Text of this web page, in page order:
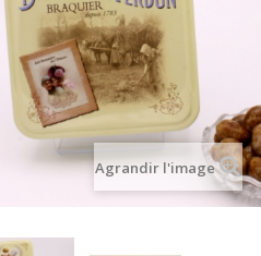
Agrandir l'image